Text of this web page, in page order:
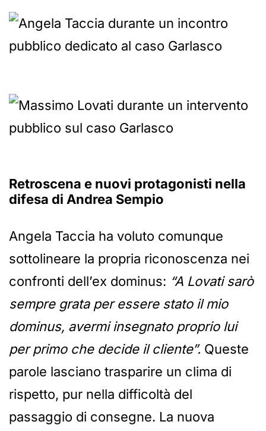
Retroscena e nuovi protagonisti nella
difesa di Andrea Sempio
Angela Taccia ha voluto comunque
sottolineare la propria riconoscenza nei
confronti dell’ex dominus: “A Lovati sarò
sempre grata per essere stato il mio
dominus, avermi insegnato proprio lui
per primo che decide il cliente”. Queste
parole lasciano trasparire un clima di
rispetto, pur nella difficoltà del
passaggio di consegne. La nuova